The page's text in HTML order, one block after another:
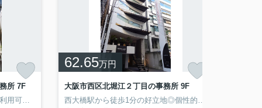
です◎
お気軽にお問い合わせください♪
所 7F
62.65万円
大阪市西区北堀江２丁目の事務所 9F